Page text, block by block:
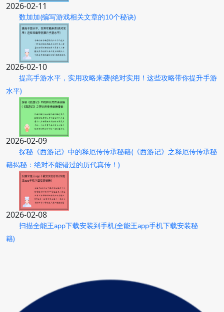
2026-02-11
数加加(编写游戏相关文章的10个秘诀)
2026-02-10
提高手游水平，实用攻略来袭(绝对实用！这些攻略带你提升手游
水平)
2026-02-09
探秘《西游记》中的释厄传传承秘籍(《西游记》之释厄传传承秘
籍揭秘：绝对不能错过的历代真传！)
2026-02-08
扫描全能王app下载安装到手机(全能王app手机下载安装秘
籍)